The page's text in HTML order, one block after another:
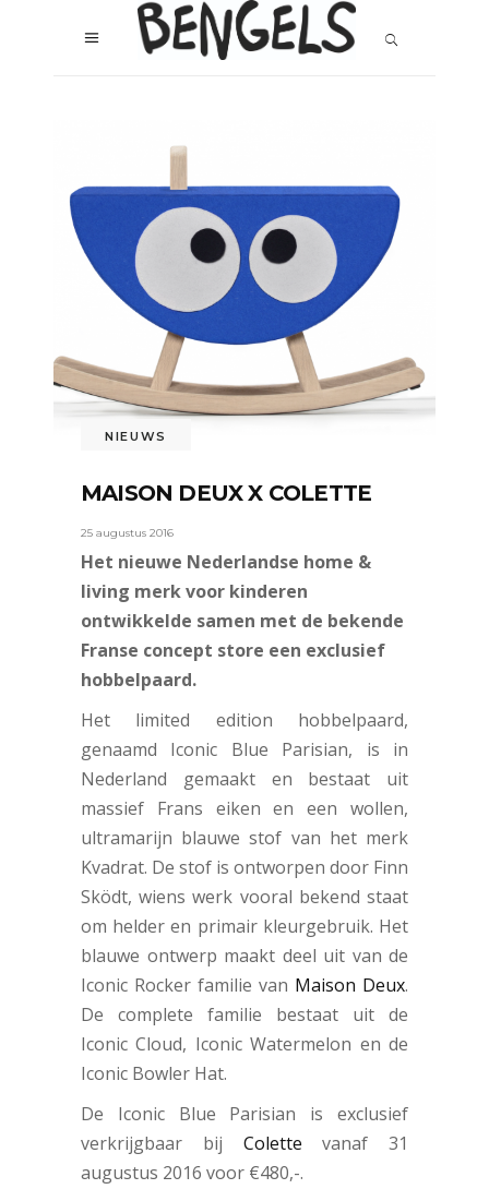
NIEUWS
MAISON DEUX X COLETTE
25 augustus 2016
Het nieuwe Nederlandse home &
living merk voor kinderen
ontwikkelde samen met de bekende
Franse concept store een exclusief
hobbelpaard.
Het limited edition hobbelpaard,
genaamd Iconic Blue Parisian, is in
Nederland gemaakt en bestaat uit
massief Frans eiken en een wollen,
ultramarijn blauwe stof van het merk
Kvadrat. De stof is ontworpen door Finn
Sködt, wiens werk vooral bekend staat
om helder en primair kleurgebruik. Het
blauwe ontwerp maakt deel uit van de
Iconic Rocker familie van Maison Deux.
De complete familie bestaat uit de
Iconic Cloud, Iconic Watermelon en de
Iconic Bowler Hat.
De Iconic Blue Parisian is exclusief
verkrijgbaar bij Colette vanaf 31
augustus 2016 voor €480,-.